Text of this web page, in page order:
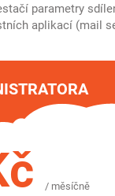
parametry
aplikací (mail
/ měsíčně